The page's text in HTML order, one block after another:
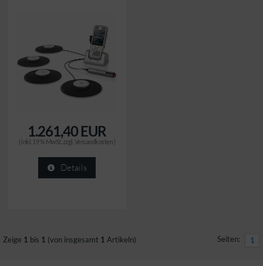
1.261,40 EUR
( inkl. 19 % MwSt. zzgl. Versandkosten )
Details
Zeige 1 bis 1 (von insgesamt 1 Artikeln) Seiten: 1